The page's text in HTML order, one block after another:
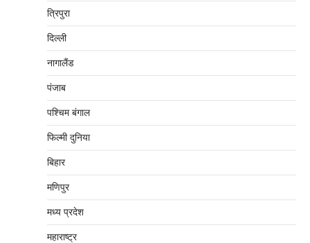
त्रिपुरा
दिल्‍ली
नागालैंड
पंजाब
पश्चिम बंगाल
फिल्मी दुनिया
बिहार
मणिपुर
मध्‍य प्रदेश
महाराष्‍ट्र